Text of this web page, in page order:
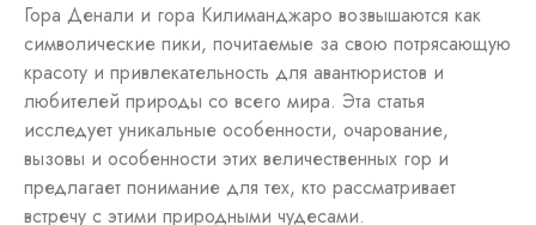
Гора Денали и гора Килиманджаро возвышаются как
символические пики, почитаемые за свою потрясающую
красоту и привлекательность для авантюристов и
любителей природы со всего мира. Эта статья
исследует уникальные особенности, очарование,
вызовы и особенности этих величественных гор и
предлагает понимание для тех, кто рассматривает
встречу с этими природными чудесами.